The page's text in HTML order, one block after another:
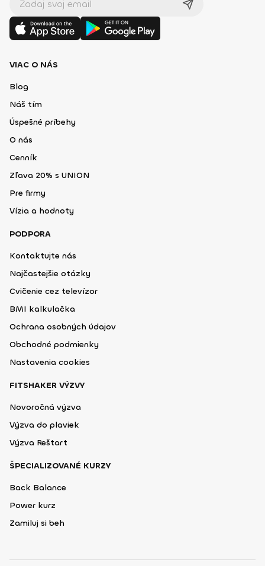
VIAC O NÁS
Blog
Náš tím
Úspešné príbehy
O nás
Cenník
Zľava 20% s UNION
Pre firmy
Vízia a hodnoty
PODPORA
Kontaktujte nás
Najčastejšie otázky
Cvičenie cez televízor
BMI kalkulačka
Ochrana osobných údajov
Obchodné podmienky
Nastavenia cookies
FITSHAKER VÝZVY
Novoročná výzva
Výzva do plaviek
Výzva Reštart
ŠPECIALIZOVANÉ KURZY
Back Balance
Power kurz
Zamiluj si beh